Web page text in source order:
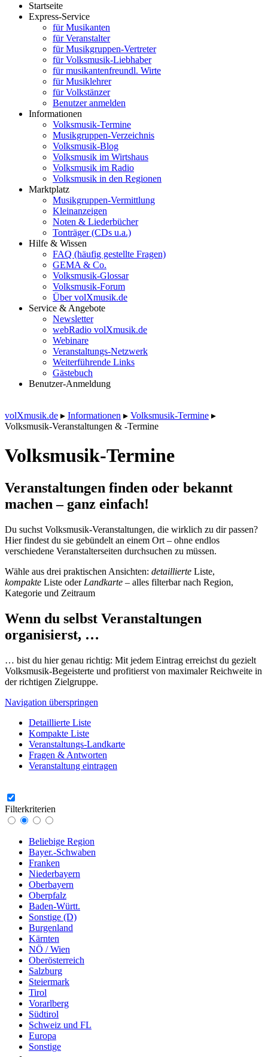
Startseite
Express-Service
für Musikanten
für Veranstalter
für Musikgruppen-Vertreter
für Volksmusik-Liebhaber
für musikantenfreundl. Wirte
für Musiklehrer
für Volkstänzer
Benutzer anmelden
Informationen
Volksmusik-Termine
Musikgruppen-Verzeichnis
Volksmusik-Blog
Volksmusik im Wirtshaus
Volksmusik im Radio
Volksmusik in den Regionen
Marktplatz
Musikgruppen-Vermittlung
Kleinanzeigen
Noten & Liederbücher
Tonträger (CDs u.a.)
Hilfe & Wissen
FAQ (häufig gestellte Fragen)
GEMA & Co.
Volksmusik-Glossar
Volksmusik-Forum
Über volXmusik.de
Service & Angebote
Newsletter
webRadio volXmusik.de
Webinare
Veranstaltungs-Netzwerk
Weiterführende Links
Gästebuch
Benutzer-Anmeldung
volXmusik.de ▸ Informationen ▸ Volksmusik-Termine ▸
Volksmusik-Veranstaltungen & -Termine
Volksmusik-Termine
Veranstaltungen finden oder bekannt
machen – ganz einfach!
Du suchst Volksmusik-Veranstaltungen, die wirklich zu dir passen?
Hier findest du sie gebündelt an einem Ort – ohne endlos
verschiedene Veranstalterseiten durchsuchen zu müssen.
Wähle aus drei praktischen Ansichten: detaillierte Liste,
kompakte Liste oder Landkarte – alles filterbar nach Region,
Kategorie und Zeitraum
Wenn du selbst Veranstaltungen
organisierst, …
… bist du hier genau richtig: Mit jedem Eintrag erreichst du gezielt
Volksmusik-Begeisterte und profitierst von maximaler Reichweite in
der richtigen Zielgruppe.
Navigation überspringen
Detaillierte Liste
Kompakte Liste
Veranstaltungs-Landkarte
Fragen & Antworten
Veranstaltung eintragen
Filterkriterien
Beliebige Region
Bayer.-Schwaben
Franken
Niederbayern
Oberbayern
Oberpfalz
Baden-Württ.
Sonstige (D)
Burgenland
Kärnten
NÖ / Wien
Oberösterreich
Salzburg
Steiermark
Tirol
Vorarlberg
Südtirol
Schweiz und FL
Europa
Sonstige